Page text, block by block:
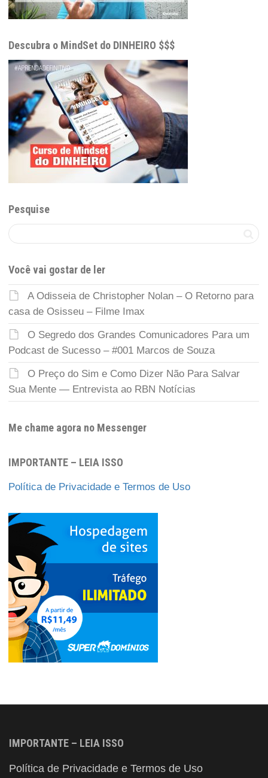
Descubra o MindSet do DINHEIRO $$$
Pesquise
Você vai gostar de ler
A Odisseia de Christopher Nolan – O Retorno para
casa de Osisseu – Filme Imax
O Segredo dos Grandes Comunicadores Para um
Podcast de Sucesso – #001 Marcos de Souza
O Preço do Sim e Como Dizer Não Para Salvar
Sua Mente — Entrevista ao RBN Notícias
Me chame agora no Messenger
IMPORTANTE – LEIA ISSO
Política de Privacidade e Termos de Uso
IMPORTANTE – LEIA ISSO
Política de Privacidade e Termos de Uso